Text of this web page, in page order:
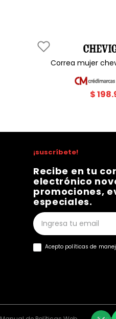
correa mujer
$198.
¡suscríbete!
Recibe en tu
electrónico
promociones,
especiales.
Acepto políticas de